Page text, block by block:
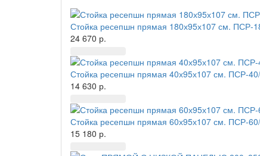
Стойка ресепшн прямая 180х95х107 см. ПСР-
24 670 р.
Стойка ресепшн прямая 40х95х107 см. ПСР-
14 630 р.
Стойка ресепшн прямая 60х95х107 см. ПСР-
15 180 р.